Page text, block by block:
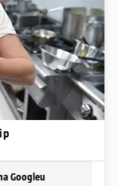
Googleu